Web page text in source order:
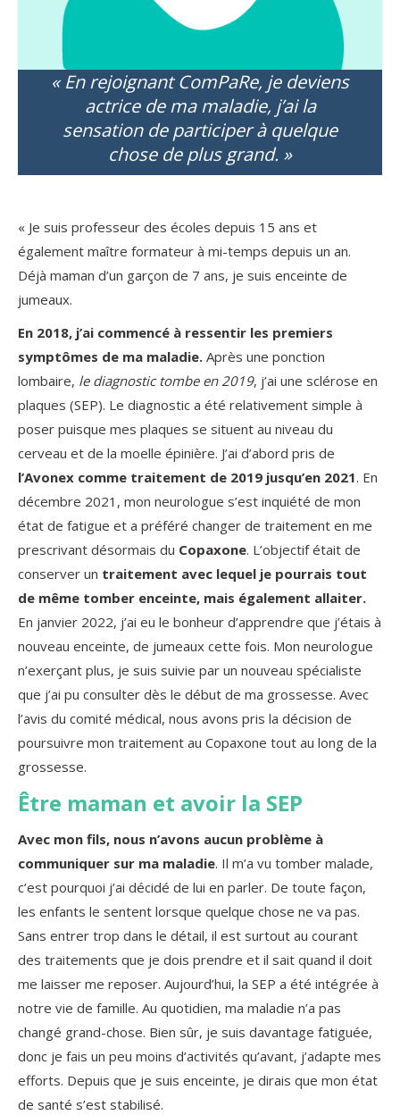
« En rejoignant ComPaRe, je deviens
actrice de ma maladie, j’ai la
sensation de participer à quelque
chose de plus grand. »
« Je suis professeur des écoles depuis 15 ans et
également maître formateur à mi-temps depuis un an.
Déjà maman d’un garçon de 7 ans, je suis enceinte de
jumeaux.
En 2018, j’ai commencé à ressentir les premiers
symptômes de ma maladie. Après une ponction
lombaire, le diagnostic tombe en 2019, j’ai une sclérose en
plaques (SEP). Le diagnostic a été relativement simple à
poser puisque mes plaques se situent au niveau du
cerveau et de la moelle épinière. J’ai d’abord pris de
l’Avonex comme traitement de 2019 jusqu’en 2021. En
décembre 2021, mon neurologue s’est inquiété de mon
état de fatigue et a préféré changer de traitement en me
prescrivant désormais du Copaxone. L’objectif était de
conserver un traitement avec lequel je pourrais tout
de même tomber enceinte, mais également allaiter.
En janvier 2022, j’ai eu le bonheur d’apprendre que j’étais à
nouveau enceinte, de jumeaux cette fois. Mon neurologue
n’exerçant plus, je suis suivie par un nouveau spécialiste
que j’ai pu consulter dès le début de ma grossesse. Avec
l’avis du comité médical, nous avons pris la décision de
poursuivre mon traitement au Copaxone tout au long de la
grossesse.
Être maman et avoir la SEP
Avec mon fils, nous n’avons aucun problème à
communiquer sur ma maladie. Il m’a vu tomber malade,
c’est pourquoi j’ai décidé de lui en parler. De toute façon,
les enfants le sentent lorsque quelque chose ne va pas.
Sans entrer trop dans le détail, il est surtout au courant
des traitements que je dois prendre et il sait quand il doit
me laisser me reposer. Aujourd’hui, la SEP a été intégrée à
notre vie de famille. Au quotidien, ma maladie n’a pas
changé grand-chose. Bien sûr, je suis davantage fatiguée,
donc je fais un peu moins d’activités qu’avant, j’adapte mes
efforts. Depuis que je suis enceinte, je dirais que mon état
de santé s’est stabilisé.